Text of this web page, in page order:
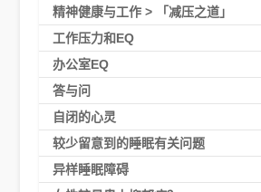
精神健康与工作 > 「减压之道」
工作压力和EQ
办公室EQ
答与问
自闭的心灵
较少留意到的睡眠有关问题
异样睡眠障碍